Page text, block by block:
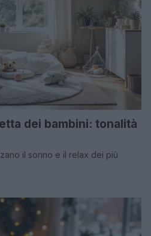
dei bambini: tonalità
il sonno e il relax dei più